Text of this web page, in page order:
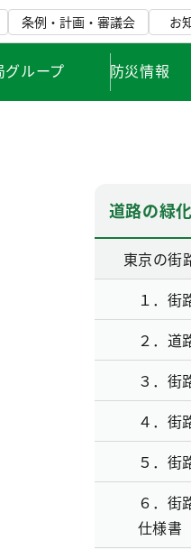
条例・計画・審議会 お
ループ 防災情報
道路の緑化
東京の街
１．街
２．道
３．街
４．街
５．街
６．街
仕様書